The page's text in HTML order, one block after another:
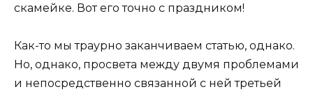
скамейке. Вот его точно с праздником!
Как-то мы траурно заканчиваем статью, однако.
Но, однако, просвета между двумя проблемами
и непосредственно связанной с ней третьей